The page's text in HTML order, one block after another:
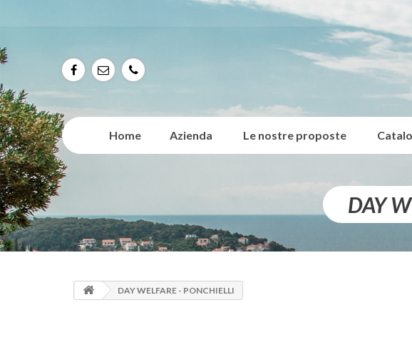
f e p
Home Azienda Le nostre proposte
DAY
DAY WELFARE - PONCHIELLI